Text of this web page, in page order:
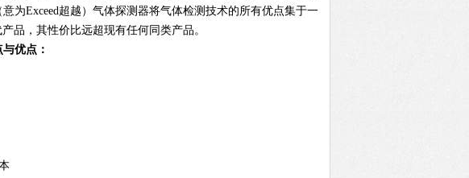
为Exceed超越）气体探测器将气体检测技术的所有优点集于一
品，其性价比远超现有任何同类产品。
优点：